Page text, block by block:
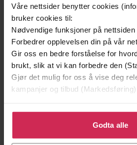
Våre nettsider benytter cookies
bruker cookies til:
Nødvendige funksjoner på
Forbedrer opplevelsen din på vår
Gir oss en bedre forståelse for
brukt, slik at vi kan forbedre den
Gjør det mulig for oss å vise deg
kampanjer og tilbud (Markedsføring)
Klikk på «Godta alle» for å gi oss
bruke cookies for alle disse
tilpasse ditt samtykke til spesifikke
Godta alle